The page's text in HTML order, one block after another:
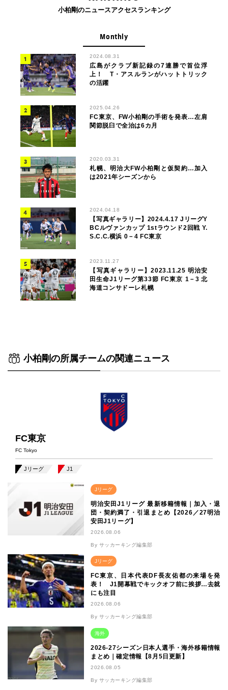
小柏剛のニュースアクセスランキング
Monthly
2024.08.31
広島がクラブ新記録の7連勝で首位浮
上！ T・アスルランがハットトリック
の活躍
2025.04.26
FC東京、FW小柏剛の手術を発表…左肩
関節脱臼で全治は6カ月
2020.03.31
札幌、明治大FW小柏剛と仮契約…加入
は2021年シーズンから
2024.04.18
【写真ギャラリー】2024.4.17 JリーグY
BCルヴァンカップ 1stラウンド2回戦 Y.
S.C.C.横浜 0－4 FC東京
2023.11.27
【写真ギャラリー】2023.11.25 明治安
田生命J1リーグ第33節 FC東京 1－3 北
海道コンサドーレ札幌
小柏剛の所属チームの関連ニュース
FC東京
FC Tokyo
Jリーグ J1
Jリーグ
明治安田J1リーグ 最新移籍情報｜加入・退
団・契約満了・引退まとめ【2026／27明治
安田J1リーグ】
2026.08.06
By サッカーキング編集部
Jリーグ
FC東京、日本代表DF長友佑都の来場を発
表！ J1開幕戦でキックオフ前に挨拶…去就
にも注目
2026.08.06
By サッカーキング編集部
海外
2026-27シーズン日本人選手・海外移籍情報
まとめ｜確定情報【8月5日更新】
2026.08.05
By サッカーキング編集部